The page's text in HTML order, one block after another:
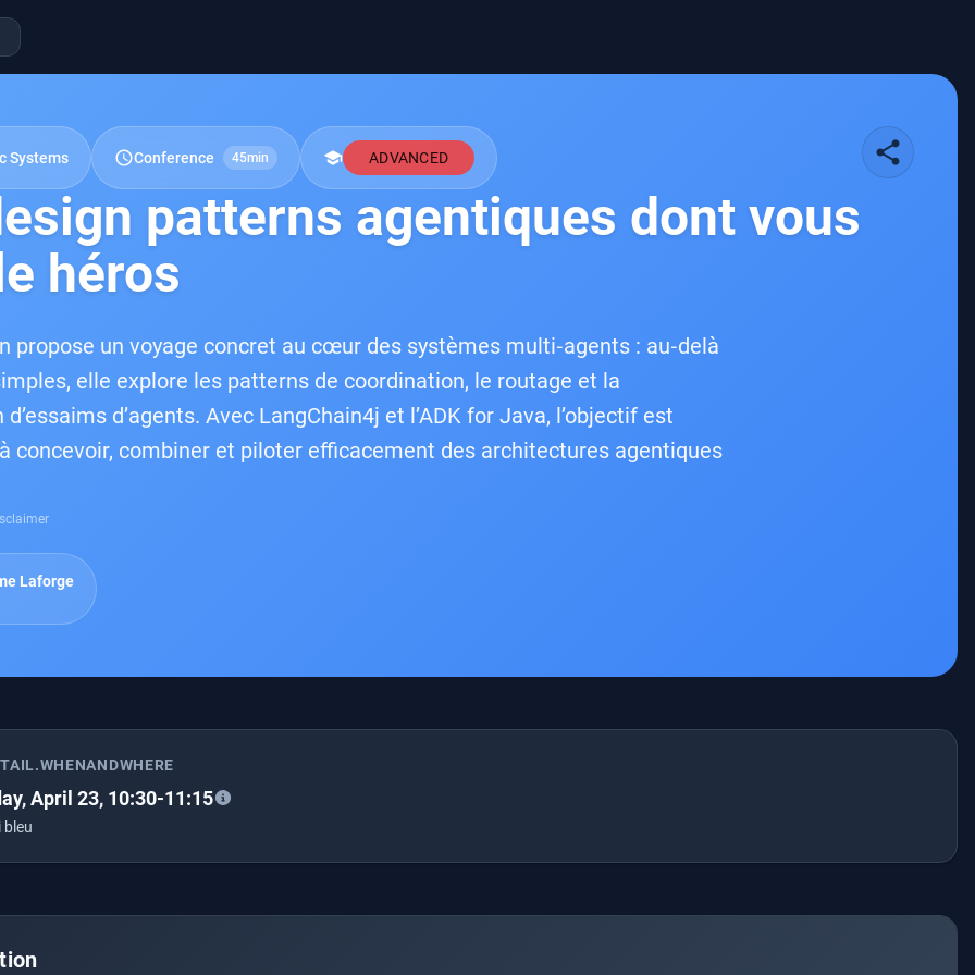
Systems scheduleConference 45min school ADVANCED share
patterns agentiques dont vous
héros
propose un voyage concret au cœur des systèmes multi‑agents : au‑delà
elle explore les patterns de coordination, le routage et la
d’agents. Avec LangChain4j et l’ADK for Java, l’objectif est
à concevoir, combiner et piloter efficacement des architectures agentiques
Laforge
April 23, 10:30-11:15
bleu